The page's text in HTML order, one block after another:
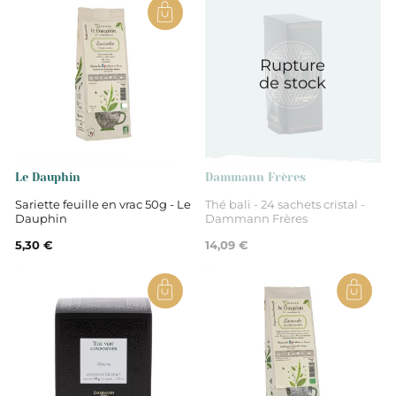
France
Auvergne Rhône-Alpes
Tilleum bractée, Thym, Romarin,
Origan, Guimauve racine, Plantes à parfum,
aromatiques et médicinales
Tisanes et infusions
Le Dauphin
Sariette feuille en vrac 50g - Le
Dauphin
5,30 €
Rupture
de stock
Dammann Frères
Thé bali - 24 sachets cristal -
Dammann Frères
14,09 €